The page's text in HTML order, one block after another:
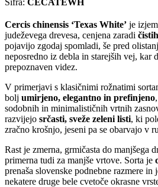
Cercis chinensis ‘Texas White’ je
judeževega drevesa, cenjena zaradi
pojavijo zgodaj spomladi, še pred
neposredno iz debla in starejših vej, kar
prepoznaven videz.
V primerjavi s klasičnimi rožnatimi
bolj umirjeno, elegantno in prefinjeno
sodobnih in minimalističnih vrtnih
razvijejo srčasti, sveže zeleni listi, ki
zračno krošnjo, jeseni pa se obarvajo v
Rast je zmerna, grmičasta do manjšega
primerna tudi za manjše vrtove. Sorta je
prenaša slovenske podnebne razmere
nekatere druge bele cvetoče okrasne